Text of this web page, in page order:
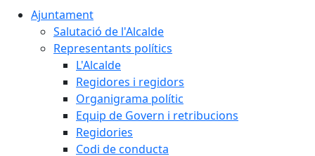
Ajuntament
Salutació de l'Alcalde
Representants polítics
L'Alcalde
Regidores i regidors
Organigrama polític
Equip de Govern i retribucions
Regidories
Codi de conducta